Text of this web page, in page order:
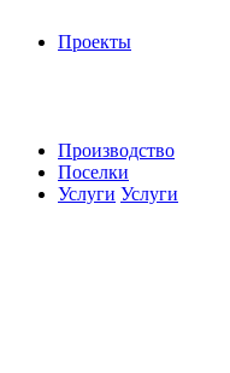
Проекты
Производство
Поселки
Услуги Услуги